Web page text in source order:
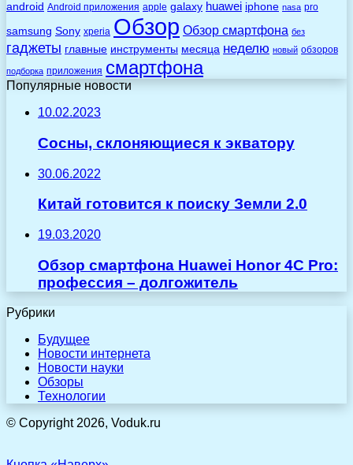
android Android приложения apple galaxy huawei iphone nasa pro
samsung Sony xperia Обзор Обзор смартфона без
гаджеты главные инструменты месяца неделю новый обзоров
подборка приложения смартфона
Популярные новости
10.02.2023
Сосны, склоняющиеся к экватору
30.06.2022
Китай готовится к поиску Земли 2.0
19.03.2020
Обзор смартфона Huawei Honor 4C Pro:
профессия – долгожитель
Рубрики
Будущее
Новости интернета
Новости науки
Обзоры
Технологии
© Copyright 2026, Voduk.ru